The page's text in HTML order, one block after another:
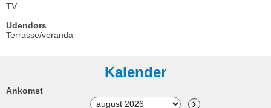
TV
Udendørs
Terrasse/veranda
Kalender
Ankomst